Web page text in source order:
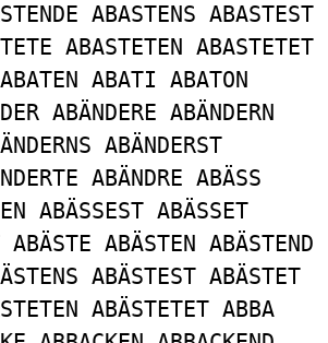
ABASTENS ABASTEST
ABASTETEN ABASTETET
ABATI ABATON
ABÄNDERE ABÄNDERN
ABÄNDERST
ABÄNDRE ABÄSS
ABÄSSEST ABÄSSET
ABÄSTEN ABÄSTEND
ABÄSTEST ABÄSTET
ABÄSTETET ABBA